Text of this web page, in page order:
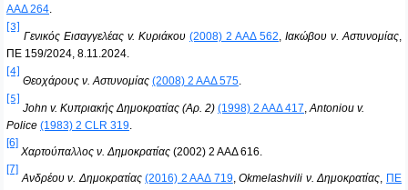
ΑΑΔ 264.
[3]
Γενικός Εισαγγελέας v. Κυριάκου (2008) 2 ΑΑΔ 562, Ιακώβου ν. Αστυνομίας,
ΠΕ 159/2024, 8.11.2024.
[4]
Θεοχάρους ν. Αστυνομίας (2008) 2 ΑΑΔ 575.
[5]
John v. Κυπριακής Δημοκρατίας (Αρ. 2) (1998) 2 ΑΑΔ 417,Antoniou v.
Police (1983) 2 CLR 319.
[6]
Χαρτούπαλλος ν. Δημοκρατίας (2002) 2 ΑΑΔ 616.
[7]
Ανδρέου ν. Δημοκρατίας (2016) 2 ΑΑΔ 719,Okmelashvili ν. Δημοκρατίας, ΠΕ